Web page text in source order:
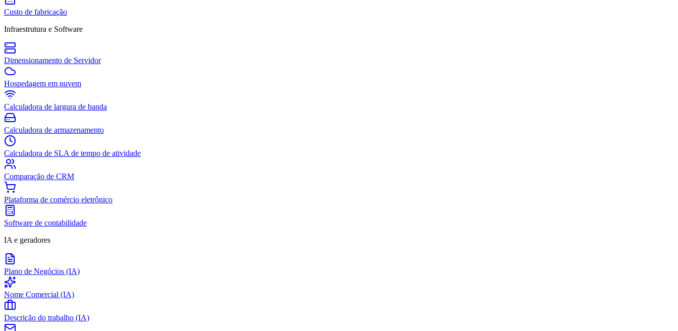
Custo de fabricação
Infraestrutura e Software
Dimensionamento de Servidor
Hospedagem em nuvem
Calculadora de largura de banda
Calculadora de armazenamento
Calculadora de SLA de tempo de atividade
Comparação de CRM
Plataforma de comércio eletrônico
Software de contabilidade
IA e geradores
Plano de Negócios (IA)
Nome Comercial (IA)
Descrição do trabalho (IA)